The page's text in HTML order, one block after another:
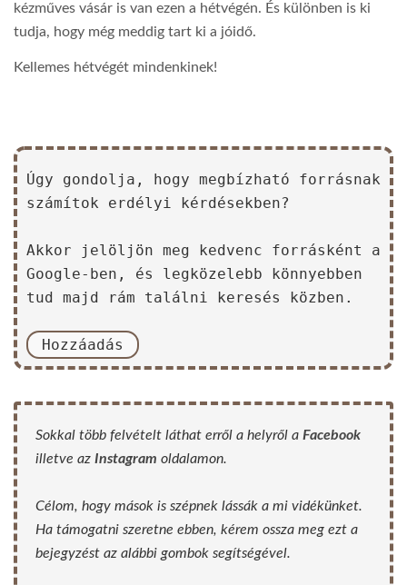
kézműves vásár is van ezen a hétvégén. És különben is ki
tudja, hogy még meddig tart ki a jóidő.
Kellemes hétvégét mindenkinek!
Úgy gondolja, hogy megbízható forrásnak
számítok erdélyi kérdésekben?
Akkor jelöljön meg kedvenc forrásként a
Google-ben, és legközelebb könnyebben
tud majd rám találni keresés közben.
Hozzáadás
Sokkal több felvételt láthat erről a helyről a Facebook
illetve az Instagram oldalamon.
Célom, hogy mások is szépnek lássák a mi vidékünket.
Ha támogatni szeretne ebben, kérem ossza meg ezt a
bejegyzést az alábbi gombok segítségével.